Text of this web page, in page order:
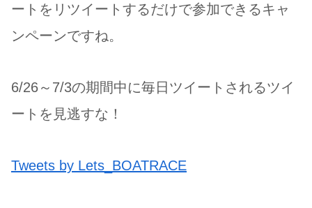
ートをリツイートするだけで参加できるキャ
ンペーンですね。
6/26～7/3の期間中に毎日ツイートされるツイ
ートを見逃すな！
Tweets by Lets_BOATRACE